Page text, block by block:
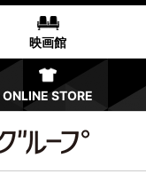
映画館
ONLINE STORE